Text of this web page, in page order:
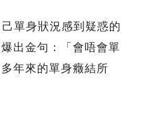
單身狀況感到疑惑的
出金句：「會唔會單
年來的單身癥結所